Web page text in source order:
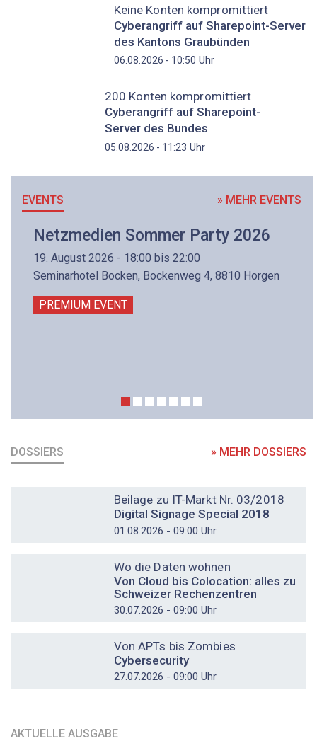
Keine Konten kompromittiert
Cyberangriff auf Sharepoint-Server
des Kantons Graubünden
06.08.2026 - 10:50 Uhr
200 Konten kompromittiert
Cyberangriff auf Sharepoint-
Server des Bundes
05.08.2026 - 11:23 Uhr
EVENTS » MEHR EVENTS
Netzmedien Sommer Party 2026
19. August 2026 - 18:00 bis 22:00
Seminarhotel Bocken, Bockenweg 4, 8810 Horgen
PREMIUM EVENT
DOSSIERS » MEHR DOSSIERS
Beilage zu IT-Markt Nr. 03/2018
Digital Signage Special 2018
01.08.2026 - 09:00 Uhr
Wo die Daten wohnen
Von Cloud bis Colocation: alles zu
Schweizer Rechenzentren
30.07.2026 - 09:00 Uhr
Von APTs bis Zombies
Cybersecurity
27.07.2026 - 09:00 Uhr
AKTUELLE AUSGABE